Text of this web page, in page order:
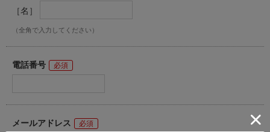
［名］
（全角で入力してください）
電話番号
メールアドレス